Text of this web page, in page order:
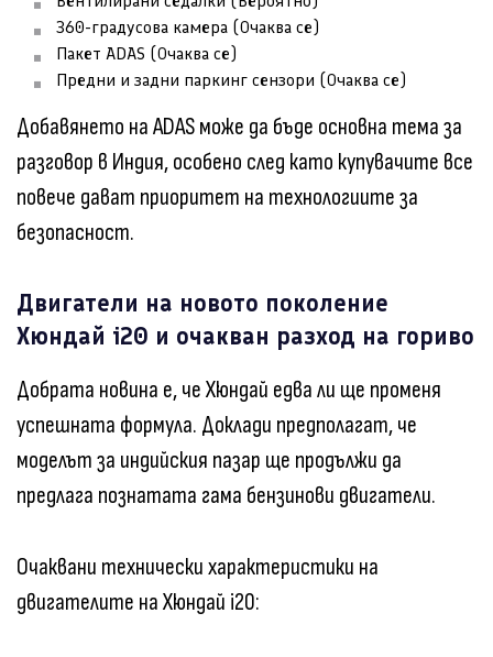
360-градусова камера (Очаква се)
Пакет ADAS (Очаква се)
Предни и задни паркинг сензори (Очаква се)
Добавянето на ADAS може да бъде основна тема за
разговор в Индия, особено след като купувачите все
повече дават приоритет на технологиите за
безопасност.
Двигатели на новото поколение
Хюндай i20 и очакван разход на гориво
Добрата новина е, че Хюндай едва ли ще променя
успешната формула. Доклади предполагат, че
моделът за индийския пазар ще продължи да
предлага познатата гама бензинови двигатели.
Очаквани технически характеристики на
двигателите на Хюндай i20: